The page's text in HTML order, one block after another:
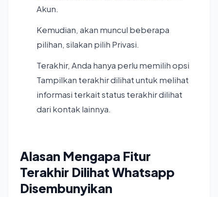
Akun.
Kemudian, akan muncul beberapa
pilihan, silakan pilih Privasi.
Terakhir, Anda hanya perlu memilih opsi
Tampilkan terakhir dilihat untuk melihat
informasi terkait status terakhir dilihat
dari kontak lainnya.
Alasan Mengapa Fitur
Terakhir Dilihat Whatsapp
Disembunyikan